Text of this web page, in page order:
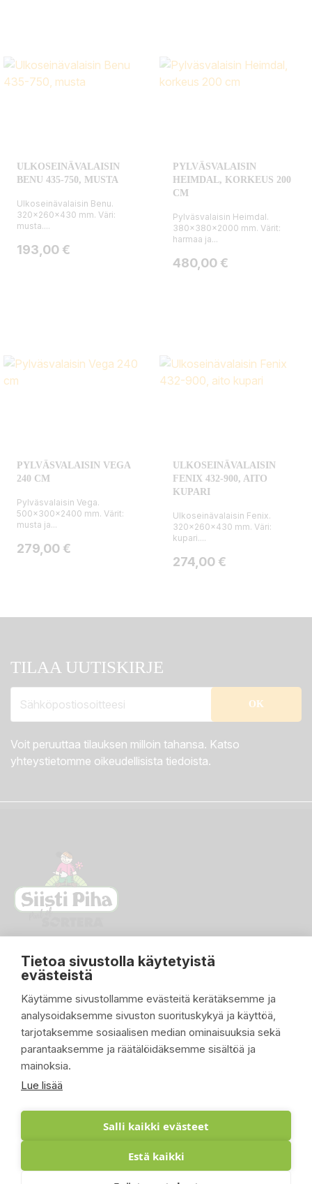
Tietoa sivustolla käytetyistä
evästeistä
Käytämme sivustollamme evästeitä kerätäksemme ja
analysoidaksemme sivuston suorituskykyä ja käyttöä,
tarjotaksemme sosiaalisen median ominaisuuksia sekä
parantaaksemme ja räätälöidäksemme sisältöä ja
mainoksia.
Lue lisää
Salli kaikki evästeet
Estä kaikki
ULKOSEINÄVALAISIN
BENU 435-750, MUSTA
Ulkoseinävalaisin Benu.
320x260x430 mm. Väri:
musta....
Hinta
193,00 €
PYLVÄSVALAISIN
HEIMDAL, KORKEUS 200
CM
Pylväsvalaisin Heimdal.
380x380x2000 mm. Värit:
harmaa ja...
Hinta
480,00 €
PYLVÄSVALAISIN VEGA
240 CM
Pylväsvalaisin Vega.
500x300x2400 mm. Värit:
musta ja...
Hinta
279,00 €
ULKOSEINÄVALAISIN
FENIX 432-900, AITO
KUPARI
Ulkoseinävalaisin Fenix.
320x260x430 mm. Väri:
kupari....
Hinta
274,00 €
TILAA UUTISKIRJE
Voit peruuttaa tilauksen milloin tahansa. Katso
yhteystietomme oikeudellisista tiedoista.
PIKALINKIT
TUOTTEET
